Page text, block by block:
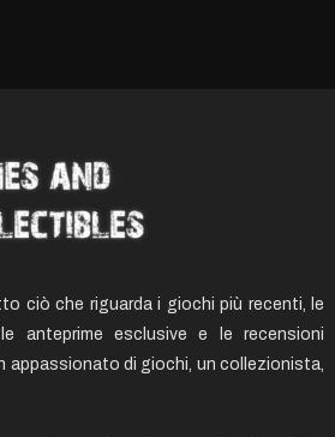
ciò che riguarda i giochi più recenti, le
anteprime esclusive e le recensioni
appassionato di giochi, un collezionista,